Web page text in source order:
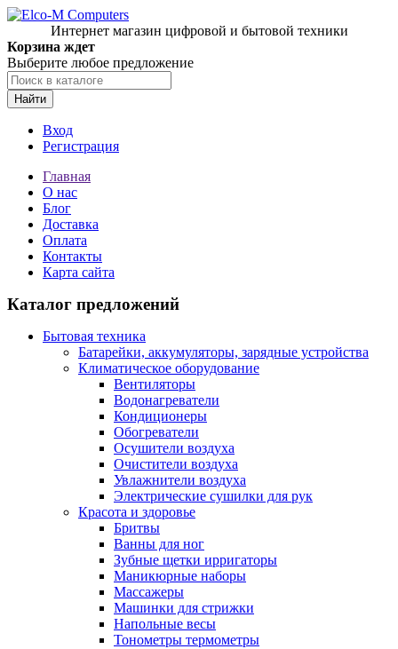
Интернет магазин цифровой и бытовой техники
Корзина ждет
Выберите любое предложение
Найти
Вход
Регистрация
Главная
О нас
Блог
Доставка
Оплата
Контакты
Карта сайта
Каталог предложений
Бытовая техника
Батарейки, аккумуляторы, зарядные устройства
Климатическое оборудование
Вентиляторы
Водонагреватели
Кондиционеры
Обогреватели
Осушители воздуха
Очистители воздуха
Увлажнители воздуха
Электрические сушилки для рук
Красота и здоровье
Бритвы
Ванны для ног
Зубные щетки ирригаторы
Маникюрные наборы
Массажеры
Машинки для стрижки
Напольные весы
Тонометры термометры